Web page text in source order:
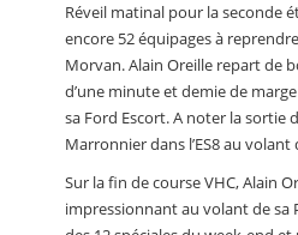
Réveil matinal pour la seconde
encore 52 équipages à
Morvan. Alain Oreille repart de
d’une minute et demie de
sa Ford Escort. A noter la sortie
Marronnier dans l’ES8 au volant
Sur la fin de course VHC, Alain
impressionnant au volant de sa